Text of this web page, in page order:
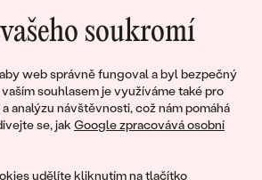
soukromí
web správně fungoval a byl bezpečný
souhlasem je využíváme také pro
analýzu návštěvnosti, což nám pomáhá
se, jak Google zpracovává osobní
udělíte kliknutím na tlačítko